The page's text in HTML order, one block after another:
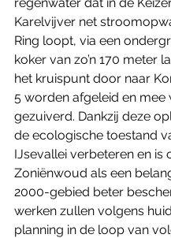
Karelvijver net
Ring loopt, via een
koker van zo’n 170 meter
het kruispunt door naar
5 worden afgeleid en mee
gezuiverd. Dankzij deze
de ecologische toestand
IJsevallei verbeteren en is
Zoniënwoud als een
2000-gebied beter
werken zullen volgens
planning in de loop van